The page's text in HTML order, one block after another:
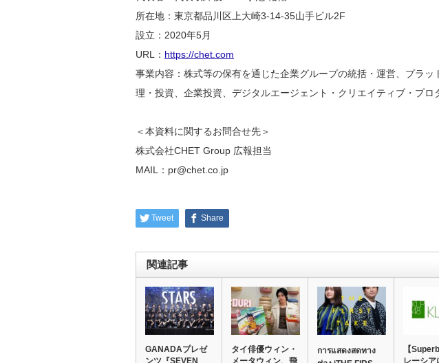
所在地：東京都品川区上大崎3-14-35山手ビル2F
設立：2020年5月
URL： https://chet.com
事業内容：株式等の保有を通じた企業グループの統括・運営、プラッ
理・投資、企業投資、デジタルエージェント・クリエイティブ・プロ
＜本資料に関するお問合せ先＞
株式会社CHET Group 広報担当
MAIL：pr@chet.co.jp
Tweet Share
関連記事
GANADAプレゼ
ンツ『SEVEN
タイ俳優ウィン・
メータウィン、飛
การแสดงสดทาง
【
レーシ